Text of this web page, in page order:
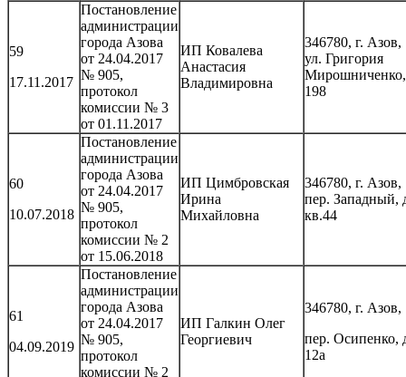
59
17.11.2017
Постановление
администрации
города Азова
от 24.04.2017
№ 905,
протокол
комиссии № 3
от 01.11.2017
ИП Ковалева
Анастасия
Владимировна
346780, г. Азов,
ул. Григория
Мирошниченко,
198
60
10.07.2018
Постановление
администрации
города Азова
от 24.04.2017
№ 905,
протокол
комиссии № 2
от 15.06.2018
ИП Цимбровская
Ирина
Михайловна
346780, г. Азов,
пер. Западный,
кв.44
61
04.09.2019
Постановление
администрации
города Азова
от 24.04.2017
№ 905,
протокол
комиссии № 2
ИП Галкин Олег
Георгиевич
346780, г. Азов,
пер. Осипенко,
12а